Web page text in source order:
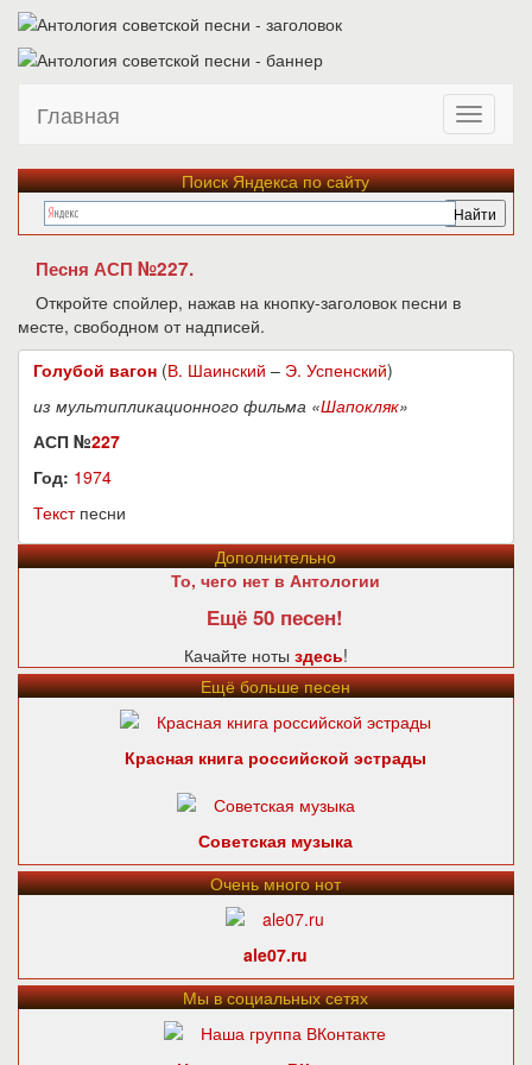
Главная
Поиск Яндекса по сайту
Песня АСП №227.
Откройте спойлер, нажав на кнопку-заголовок песни в
месте, свободном от надписей.
Голубой вагон (В. Шаинский – Э. Успенский)
из мультипликационного фильма «Шапокляк»
АСП №227
Год: 1974
Текстпесни
Дополнительно
То, чего нет в Антологии
Ещё 50 песен!
Качайте ноты здесь!
Ещё больше песен
Красная книга российской эстрады
Советская музыка
Очень много нот
ale07.ru
Мы в социальных сетях